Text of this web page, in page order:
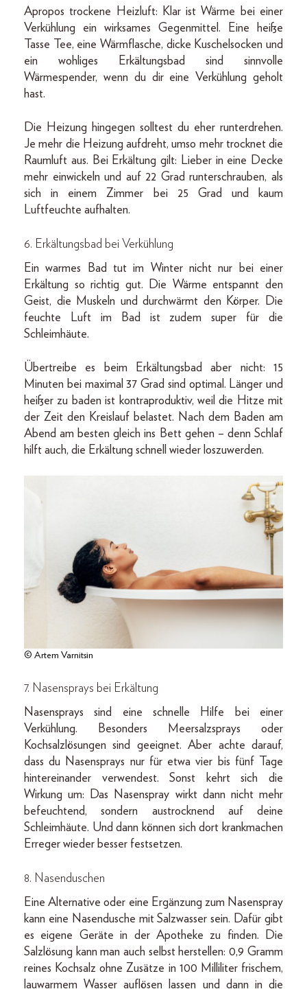
Apropos trockene Heizluft: Klar ist Wärme bei einer
Verkühlung ein wirksames Gegenmittel. Eine heiße
Tasse Tee, eine Wärmflasche, dicke Kuschelsocken und
ein wohliges Erkältungsbad sind sinnvolle
Wärmespender, wenn du dir eine Verkühlung geholt
hast.
Die Heizung hingegen solltest du eher runterdrehen.
Je mehr die Heizung aufdreht, umso mehr trocknet die
Raumluft aus. Bei Erkältung gilt: Lieber in eine Decke
mehr einwickeln und auf 22 Grad runterschrauben, als
sich in einem Zimmer bei 25 Grad und kaum
Luftfeuchte aufhalten.
6. Erkältungsbad bei Verkühlung
Ein warmes Bad tut im Winter nicht nur bei einer
Erkältung so richtig gut. Die Wärme entspannt den
Geist, die Muskeln und durchwärmt den Körper. Die
feuchte Luft im Bad ist zudem super für die
Schleimhäute.
Übertreibe es beim Erkältungsbad aber nicht: 15
Minuten bei maximal 37 Grad sind optimal. Länger und
heißer zu baden ist kontraproduktiv, weil die Hitze mit
der Zeit den Kreislauf belastet. Nach dem Baden am
Abend am besten gleich ins Bett gehen – denn Schlaf
hilft auch, die Erkältung schnell wieder loszuwerden.
© Artem Varnitsin
7. Nasensprays bei Erkältung
Nasensprays sind eine schnelle Hilfe bei einer
Verkühlung. Besonders Meersalzsprays oder
Kochsalzlösungen sind geeignet. Aber achte darauf,
dass du Nasensprays nur für etwa vier bis fünf Tage
hintereinander verwendest. Sonst kehrt sich die
Wirkung um: Das Nasenspray wirkt dann nicht mehr
befeuchtend, sondern austrocknend auf deine
Schleimhäute. Und dann können sich dort krankmachen
Erreger wieder besser festsetzen.
8. Nasenduschen
Eine Alternative oder eine Ergänzung zum Nasenspray
kann eine Nasendusche mit Salzwasser sein. Dafür gibt
es eigene Geräte in der Apotheke zu finden. Die
Salzlösung kann man auch selbst herstellen: 0,9 Gramm
reines Kochsalz ohne Zusätze in 100 Milliliter frischem,
lauwarmem Wasser auflösen lassen und dann in die